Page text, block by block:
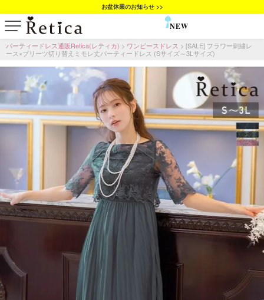
お盆休業のお知らせ >>
NEW
パーティードレス通販Retica(レティカ) ワンピースドレス
[SALE] フラワー刺繍レ
ース×プリーツ切り替えミモレ丈パーティードレス (Sサイズ～3Lサイズ)